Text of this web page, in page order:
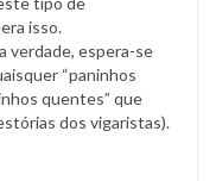
isso.
verdade, espera-se
“paninhos
quentes” que
dos vigaristas).